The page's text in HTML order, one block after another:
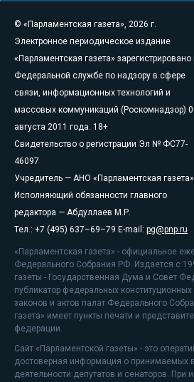
© «Парламентская газета», 2026 г.
Электронное периодическое издание
«Парламентская газета» зарегистрировано
Федеральной службе по надзору в сфере
связи, информационных технологий и
массовых коммуникаций (Роскомнадзор)
августа 2011 года. 18+
Свидетельство о регистрации Эл № ФС77-
46097
Учредитель — АНО «Парламентская газета»
Исполняющий обязанности главного
редактора — Абдуллаев М.Р.
Тел.: +7 (495) 637–69–79 E-mail: pg@pnp.ru
«Парламентская газета» - официальное
Федерального Собрания РФ. Издается с
газеты - Государственная Дума и Совет
публикатор федеральных
законов и актов палат Федерального
газета» имеет пункты печати и
федерации.
Сайт «Парламентской газеты» - это
достоверная информация о принимаемых в
деятельности депутатов и сенаторов. При